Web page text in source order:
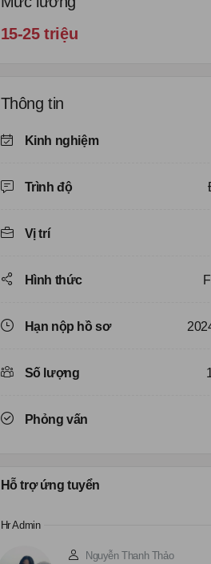
15-25 triệu
Thông tin
Kinh nghiệm
Trình độ
Vị trí
Hình thức
Hạn nộp hồ sơ
Số lượng
Phỏng vấn
Hỗ trợ ứng tuyển
Hr Admin
Nguyễn Thanh Thảo